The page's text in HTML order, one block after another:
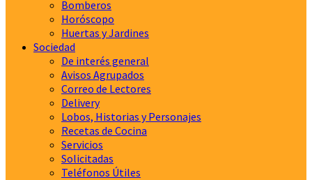
Bomberos
Horóscopo
Huertas y Jardines
Sociedad
De interés general
Avisos Agrupados
Correo de Lectores
Delivery
Lobos, Historias y Personajes
Recetas de Cocina
Servicios
Solicitadas
Teléfonos Útiles